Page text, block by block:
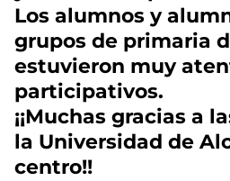
Los alumnos y
grupos de primaria
estuvieron muy
participativos.
¡¡Muchas gracias a
la Universidad de
centro!!